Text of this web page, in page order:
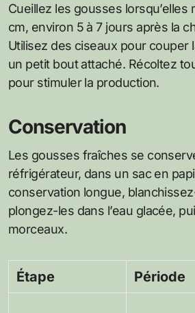
Cueillez les gousses lorsqu’elles
cm, environ 5 à 7 jours après la
Utilisez des ciseaux pour couper
un petit bout attaché. Récoltez
pour stimuler la production.
Conservation
Les gousses fraîches se
réfrigérateur, dans un sac en
conservation longue,
plongez-les dans l’eau glacée,
morceaux.
Étape Période